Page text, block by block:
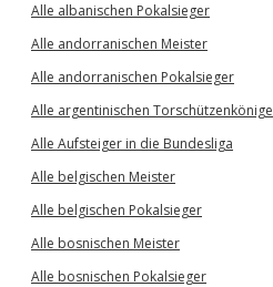
Alle albanischen Pokalsieger
Alle andorranischen Meister
Alle andorranischen Pokalsieger
Alle argentinischen Torschützenkönige
Alle Aufsteiger in die Bundesliga
Alle belgischen Meister
Alle belgischen Pokalsieger
Alle bosnischen Meister
Alle bosnischen Pokalsieger